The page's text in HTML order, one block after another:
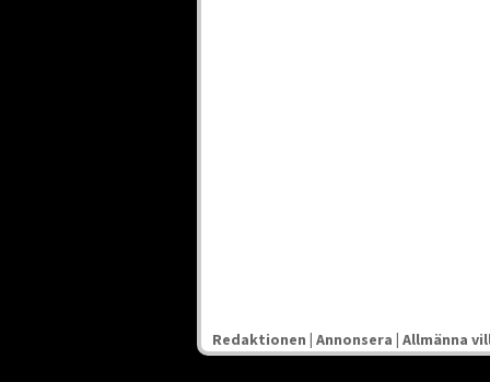
Redaktionen | Annonsera | Allmänna